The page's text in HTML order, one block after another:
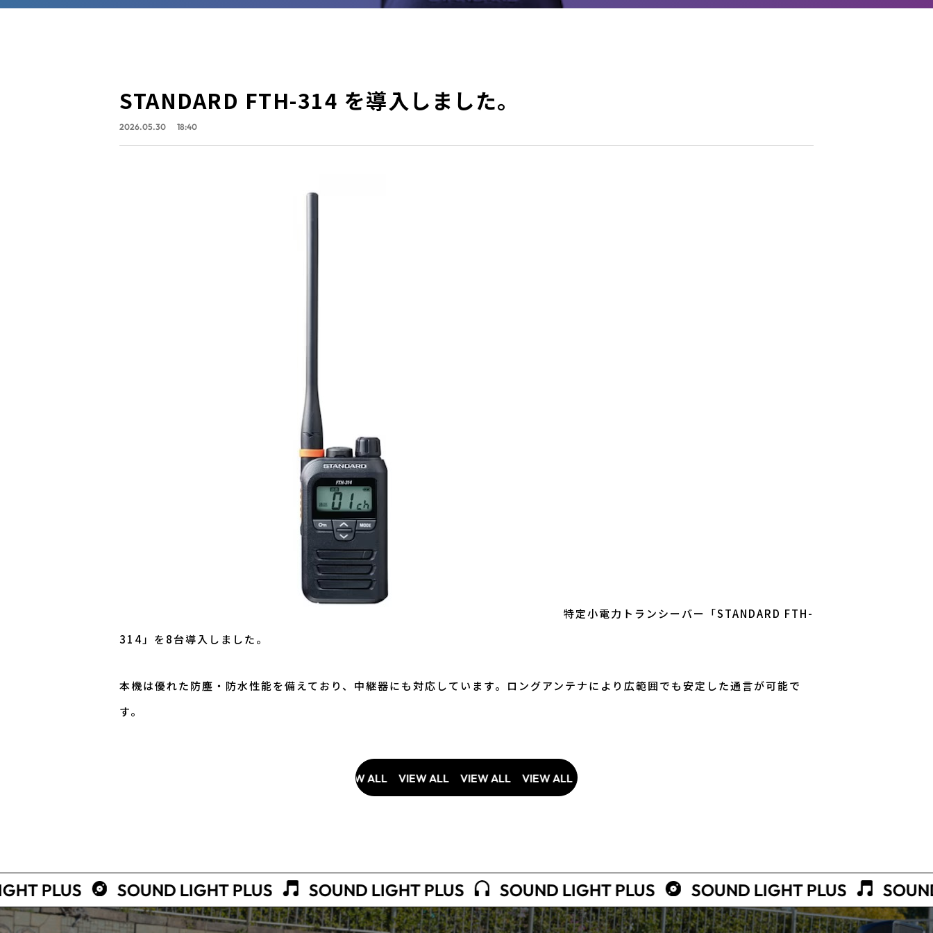
STANDARD FTH-314 を導入しました。
2026.05.30 18:40
特定小電力トランシーバー「STANDARD FTH-
314」を8台導入しました。
本機は優れた防塵・防水性能を備えており、中継器にも対応しています。ロングアンテナにより広範囲でも安定した通言が可能で
す。
VIEW ALL VIEW ALL VIEW ALL VIEW ALL VIEW ALL
SOUND LIGHT PLUS SOUND LIGHT PLUS SOUND LIGHT PLUS SOUND LIGHT PLUS SOUND